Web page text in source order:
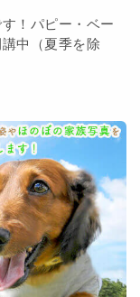
！パピー・ベー
中（夏季を除